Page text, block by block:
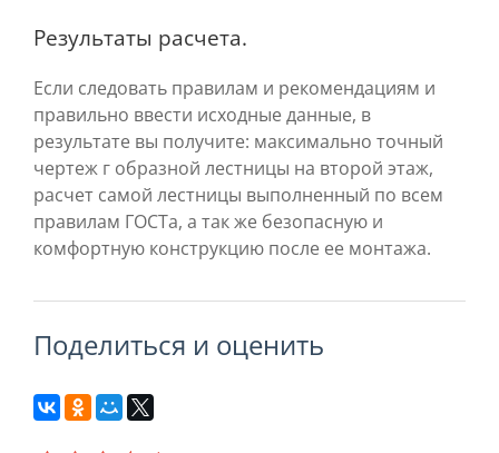
Результаты расчета.
Если следовать правилам и рекомендациям и
правильно ввести исходные данные, в
результате вы получите: максимально точный
чертеж г образной лестницы на второй этаж,
расчет самой лестницы выполненный по всем
правилам ГОСТа, а так же безопасную и
комфортную конструкцию после ее монтажа.
поделиться и оценить